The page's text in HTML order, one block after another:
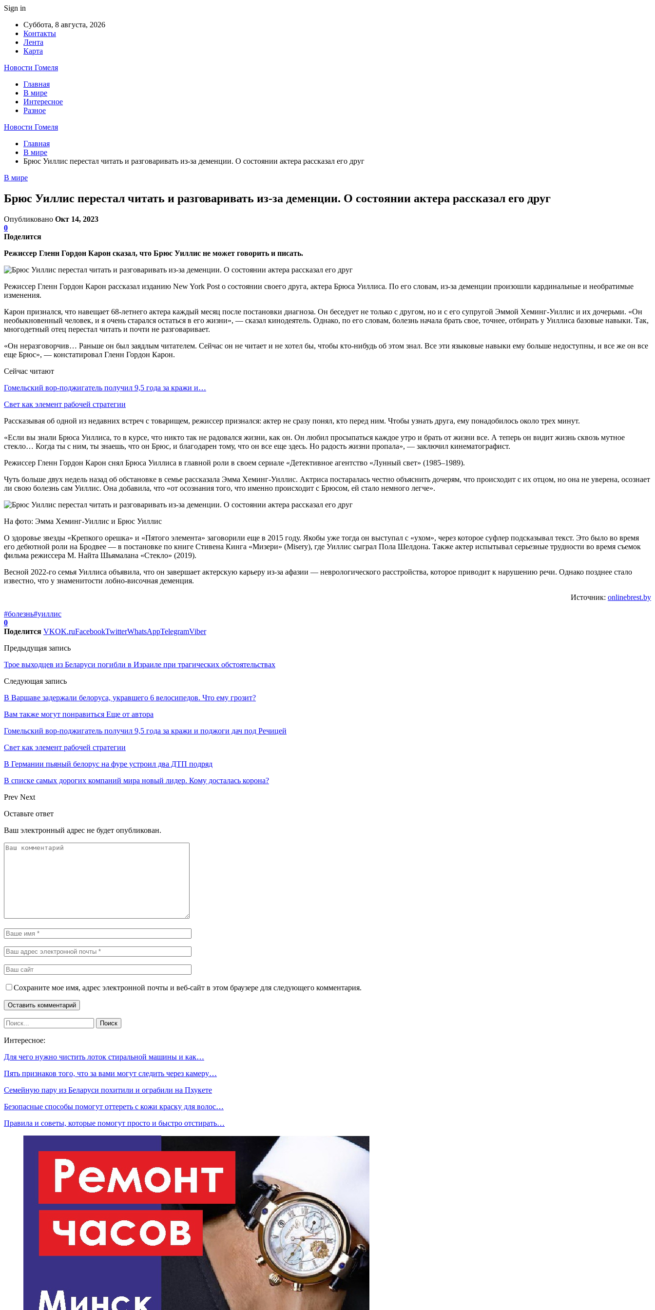
Sign in
Суббота, 8 августа, 2026
Контакты
Лента
Карта
Новости Гомеля
Главная
В мире
Интересное
Разное
Новости Гомеля
Главная
В мире
Брюс Уиллис перестал читать и разговаривать из-за деменции. О состоянии актера рассказал его друг
В мире
Брюс Уиллис перестал читать и разговаривать из-за деменции. О состоянии актера рассказал его друг
Опубликовано Окт 14, 2023
0
Поделится
Режиссер Гленн Гордон Карон сказал, что Брюс Уиллис не может говорить и писать.
Режиссер Гленн Гордон Карон рассказал изданию New York Post о состоянии своего друга, актера Брюса Уиллиса. По его словам, из-за деменции произошли кардинальные и необратимые
изменения.
Карон признался, что навещает 68-летнего актера каждый месяц после постановки диагноза. Он беседует не только с другом, но и с его супругой Эммой Хеминг-Уиллис и их дочерьми. «Он
необыкновенный человек, и я очень старался остаться в его жизни», — сказал кинодеятель. Однако, по его словам, болезнь начала брать свое, точнее, отбирать у Уиллиса базовые навыки. Так,
многодетный отец перестал читать и почти не разговаривает.
«Он неразговорчив… Раньше он был заядлым читателем. Сейчас он не читает и не хотел бы, чтобы кто-нибудь об этом знал. Все эти языковые навыки ему больше недоступны, и все же он все
еще Брюс», — констатировал Гленн Гордон Карон.
Сейчас читают
Гомельский вор-поджигатель получил 9,5 года за кражи и…
Свет как элемент рабочей стратегии
Рассказывая об одной из недавних встреч с товарищем, режиссер признался: актер не сразу понял, кто перед ним. Чтобы узнать друга, ему понадобилось около трех минут.
«Если вы знали Брюса Уиллиса, то в курсе, что никто так не радовался жизни, как он. Он любил просыпаться каждое утро и брать от жизни все. А теперь он видит жизнь сквозь мутное
стекло… Когда ты с ним, ты знаешь, что он Брюс, и благодарен тому, что он все еще здесь. Но радость жизни пропала», — заключил кинематографист.
Режиссер Гленн Гордон Карон снял Брюса Уиллиса в главной роли в своем сериале «Детективное агентство «Лунный свет» (1985–1989).
Чуть больше двух недель назад об обстановке в семье рассказала Эмма Хеминг-Уиллис. Актриса постаралась честно объяснить дочерям, что происходит с их отцом, но она не уверена, осознает
ли свою болезнь сам Уиллис. Она добавила, что «от осознания того, что именно происходит с Брюсом, ей стало немного легче».
На фото: Эмма Хеминг-Уиллис и Брюс Уиллис
О здоровье звезды «Крепкого орешка» и «Пятого элемента» заговорили еще в 2015 году. Якобы уже тогда он выступал с «ухом», через которое суфлер подсказывал текст. Это было во время
его дебютной роли на Бродвее — в постановке по книге Стивена Кинга «Мизери» (Misery), где Уиллис сыграл Пола Шелдона. Также актер испытывал серьезные трудности во время съемок
фильма режиссера М. Найта Шьямалана «Стекло» (2019).
Весной 2022-го семья Уиллиса объявила, что он завершает актерскую карьеру из-за афазии — неврологического расстройства, которое приводит к нарушению речи. Однако позднее стало
известно, что у знаменитости лобно-височная деменция.
Источник: onlinebrest.by
#болезнь#уиллис
0
Поделится VKOK.ruFacebookTwitterWhatsAppTelegramViber
Предыдущая запись
Трое выходцев из Беларуси погибли в Израиле при трагических обстоятельствах
Следующая запись
В Варшаве задержали белоруса, укравшего 6 велосипедов. Что ему грозит?
Вам также могут понравиться Еще от автора
Гомельский вор-поджигатель получил 9,5 года за кражи и поджоги дач под Речицей
Свет как элемент рабочей стратегии
В Германии пьяный белорус на фуре устроил два ДТП подряд
В списке самых дорогих компаний мира новый лидер. Кому досталась корона?
Prev Next
Оставьте ответ
Ваш электронный адрес не будет опубликован.
Сохраните мое имя, адрес электронной почты и веб-сайт в этом браузере для следующего комментария.
Интересное:
Для чего нужно чистить лоток стиральной машины и как…
Пять признаков того, что за вами могут следить через камеру…
Семейную пару из Беларуси похитили и ограбили на Пхукете
Безопасные способы помогут оттереть с кожи краску для волос…
Правила и советы, которые помогут просто и быстро отстирать…